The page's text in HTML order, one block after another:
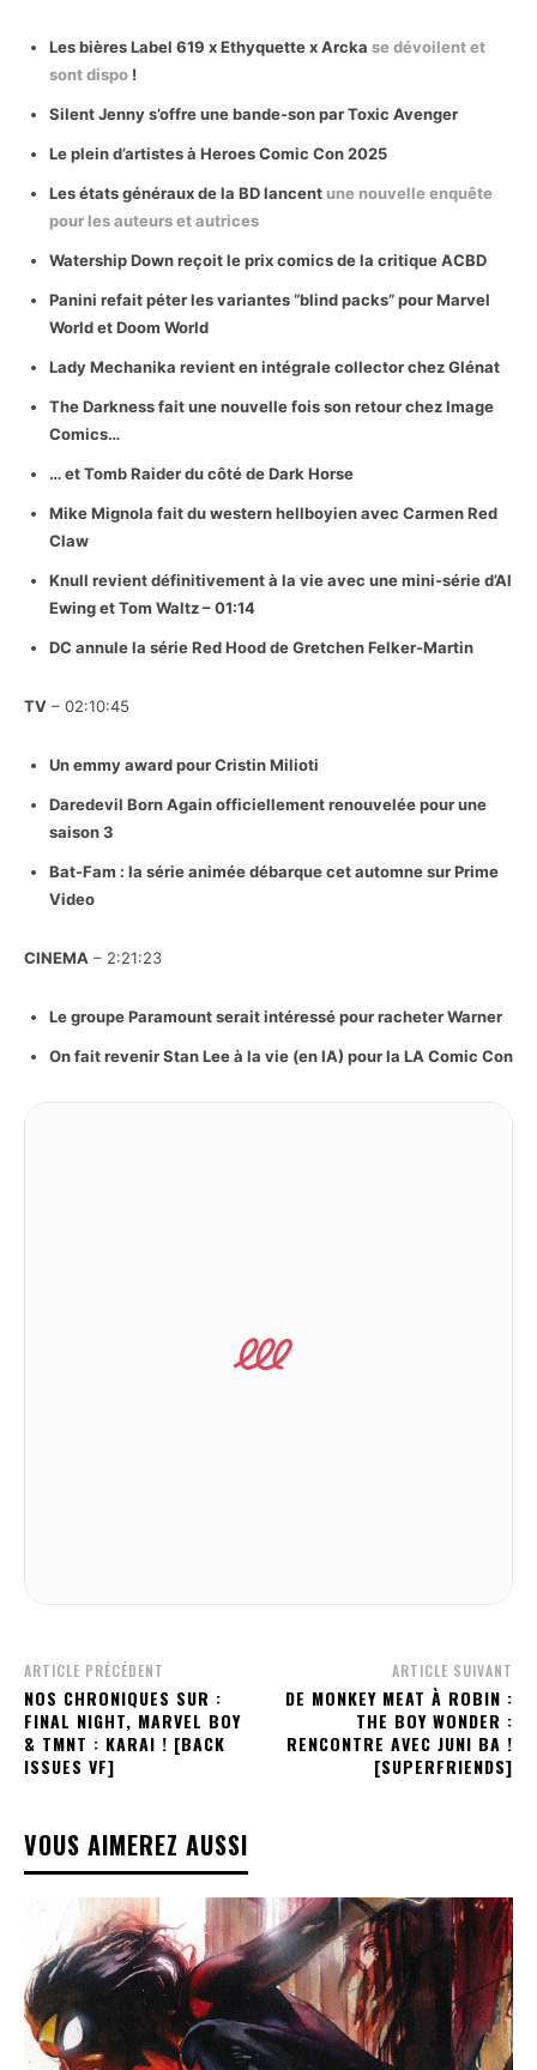
Les bières Label 619 x Ethyquette x Arcka se dévoilent et
sont dispo !
Silent Jenny s’offre une bande-son par Toxic Avenger
Le plein d’artistes à Heroes Comic Con 2025
Les états généraux de la BD lancent une nouvelle enquête
pour les auteurs et autrices
Watership Down reçoit le prix comics de la critique ACBD
Panini refait péter les variantes “blind packs” pour Marvel
World et Doom World
Lady Mechanika revient en intégrale collector chez Glénat
The Darkness fait une nouvelle fois son retour chez Image
Comics…
… et Tomb Raider du côté de Dark Horse
Mike Mignola fait du western hellboyien avec Carmen Red
Claw
Knull revient définitivement à la vie avec une mini-série d’Al
Ewing et Tom Waltz – 01:14
DC annule la série Red Hood de Gretchen Felker-Martin
TV – 02:10:45
Un emmy award pour Cristin Milioti
Daredevil Born Again officiellement renouvelée pour une
saison 3
Bat-Fam : la série animée débarque cet automne sur Prime
Video
CINEMA – 2:21:23
Le groupe Paramount serait intéressé pour racheter Warner
On fait revenir Stan Lee à la vie (en IA) pour la LA Comic Con
ARTICLE PRÉCÉDENT
NOS CHRONIQUES SUR :
FINAL NIGHT, MARVEL BOY
& TMNT : KARAI ! [BACK
ISSUES VF]
ARTICLE SUIVANT
DE MONKEY MEAT À ROBIN :
THE BOY WONDER :
RENCONTRE AVEC JUNI BA !
[SUPERFRIENDS]
VOUS AIMEREZ AUSSI